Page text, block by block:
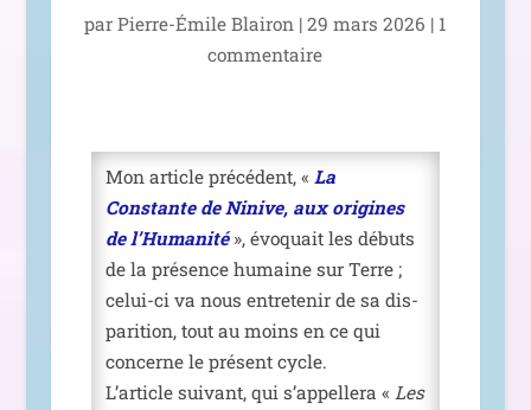
parPierre-Émile Blairon |29 mars 2026 | 1
com­men­taire
Mon article pré­cé­dent, «La
Constante de Ninive, aux ori­gines
de l’Humanité», évo­quait les débuts
de la pré­sence humaine sur Terre ;
celui-ci va nous entre­te­nir de sa dis­
pa­ri­tion, tout au moins en ce qui
concerne le pré­sent cycle.
L’article sui­vant, qui s’appellera «Les